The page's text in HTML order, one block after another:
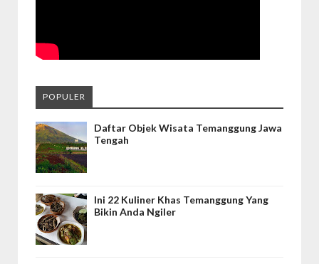
POPULER
Daftar Objek Wisata Temanggung Jawa
Tengah
Ini 22 Kuliner Khas Temanggung Yang
Bikin Anda Ngiler